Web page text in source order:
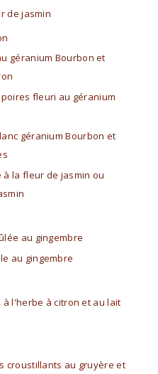
de jasmin
géranium Bourbon et
fleuri au géranium
géranium Bourbon et
à la fleur de jasmin ou
au gingembre
au gingembre
à l'herbe à citron et au lait
croustillants au gruyère et